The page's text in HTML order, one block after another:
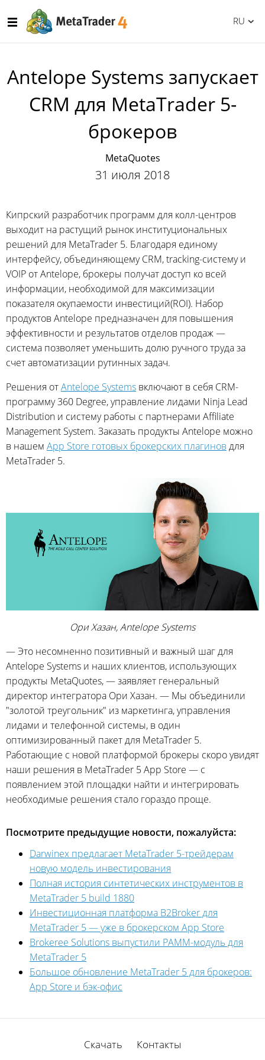
RU
Antelope Systems запускает
CRM для MetaTrader 5-
брокеров
MetaQuotes
31 июля 2018
Кипрский разработчик программ для колл-центров
выходит на растущий рынок институциональных
решений для MetaTrader 5. Благодаря единому
интерфейсу, объединяющему CRM, tracking-систему и
VOIP от Antelope, брокеры получат доступ ко всей
информации, необходимой для максимизации
показателя окупаемости инвестиций(ROI). Набор
продуктов Antelope предназначен для повышения
эффективности и результатов отделов продаж —
система позволяет уменьшить долю ручного труда за
счет автоматизации рутинных задач.
Решения отAntelope Systems включают в себя CRM-
программу 360 Degree, управление лидами Ninja Lead
Distribution и систему работы с партнерами Affiliate
Management System. Заказать продукты Antelope можно
в нашем App Store готовых брокерских плагиновдля
MetaTrader 5.
Ори Хазан, Antelope Systems
— Это несомненно позитивный и важный шаг для
Antelope Systems и наших клиентов, использующих
продукты MetaQuotes, — заявляет генеральный
директор интегратора Ори Хазан. — Мы объединили
"золотой треугольник" из маркетинга, управления
лидами и телефонной системы, в один
оптимизированный пакет для MetaTrader 5.
Работающие с новой платформой брокеры скоро увидят
наши решения в MetaTrader 5 App Store — с
появлением этой площадки найти и интегрировать
необходимые решения стало гораздо проще.
Посмотрите предыдущие новости, пожалуйста:
Darwinex предлагает MetaTrader 5-трейдерам
новую модель инвестирования
Полная история синтетических инструментов в
MetaTrader 5 build 1880
Инвестиционная платформа B2Broker для
MetaTrader 5 — уже в брокерском App Store
Brokeree Solutions выпустили PAMM-модуль для
MetaTrader 5
Большое обновление MetaTrader 5 для брокеров:
App Store и бэк-офис
Скачать Контакты